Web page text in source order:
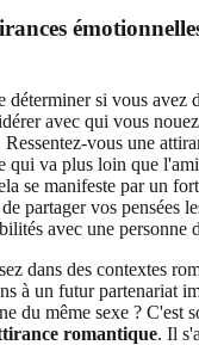
déterminer si vous avez
avec qui vous
vous une
qui va plus loin que
se manifeste par un
partager vos pensées
avec une personne
dans des contextes
à un futur partenariat
du même sexe ? C'est
romantique. Il